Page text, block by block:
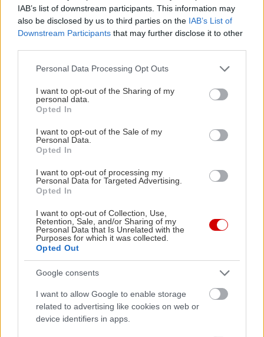
IAB’s list of downstream participants. This information may
also be disclosed by us to third parties on the IAB’s List of
Downstream Participants that may further disclose it to other
Please note that this website/app uses one or more Google
not limited to your visit or usage behaviour. You may click to
grant or deny consent to Google and its third-party tags to
use your data for below specified purposes in below Google
consent section.
Personal Data Processing Opt Outs
I want to opt-out of the Sharing of my
personal data.
Opted In
I want to opt-out of the Sale of my
Personal Data.
Opted In
I want to opt-out of processing my
Personal Data for Targeted Advertising.
Opted In
I want to opt-out of Collection, Use,
Retention, Sale, and/or Sharing of my
Personal Data that Is Unrelated with the
Purposes for which it was collected.
Opted Out
Google consents
I want to allow Google to enable storage
related to advertising like cookies on web or
device identifiers in apps.
Μπριζολάδικο